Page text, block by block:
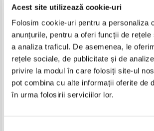
Acest site utilizează cookie-uri
Folosim cookie-uri pentru a personaliza
anunțurile, pentru a oferi funcții de
a analiza traficul. De asemenea, le
rețele sociale, de publicitate și de
privire la modul în care folosiți site-ul
pot combina cu alte informații oferite de
în urma folosirii serviciilor lor.
Alexandru Condeescu - Planeta
13,00Lei 8,45
Adaugă în coș
Luli August